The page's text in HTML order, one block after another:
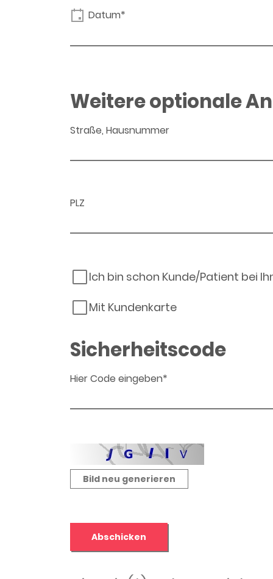
Datum*
Weitere optionale
Straße, Hausnummer
PLZ
Ich bin schon Kunde/Patient bei
Mit Kundenkarte
Sicherheitscode
Hier Code eingeben*